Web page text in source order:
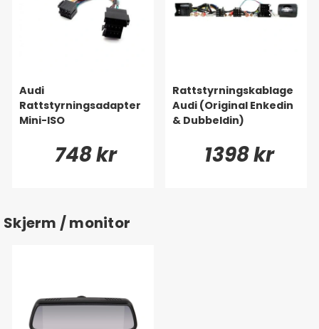
Audi
Rattstyrningsadapter
Mini-ISO
748 kr
Rattstyrningskablage
Audi (Original Enkedin
& Dubbeldin)
1398 kr
Skjerm / monitor